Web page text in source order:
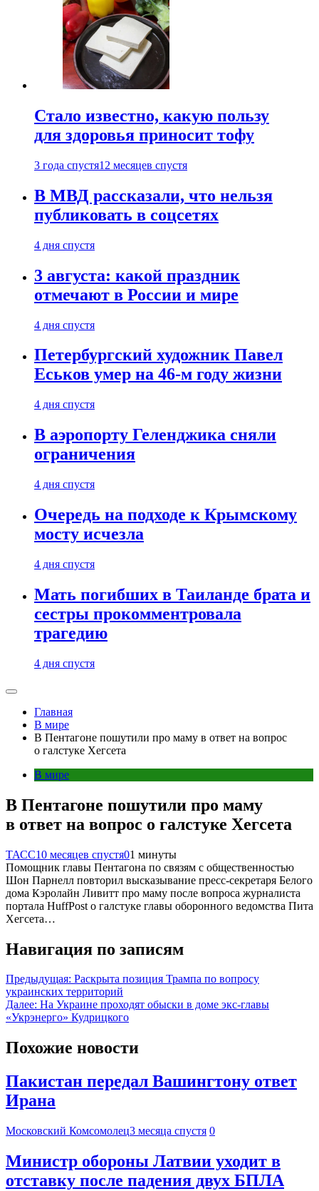
Стало известно, какую пользу
для здоровья приносит тофу
3 года спустя12 месяцев спустя
В МВД рассказали, что нельзя
публиковать в соцсетях
4 дня спустя
3 августа: какой праздник
отмечают в России и мире
4 дня спустя
Петербургский художник Павел
Еськов умер на 46-м году жизни
4 дня спустя
В аэропорту Геленджика сняли
ограничения
4 дня спустя
Очередь на подходе к Крымскому
мосту исчезла
4 дня спустя
Мать погибших в Таиланде брата и
сестры прокомментровала
трагедию
4 дня спустя
Главная
В мире
В Пентагоне пошутили про маму в ответ на вопрос
о галстуке Хегсета
В мире
В Пентагоне пошутили про маму
в ответ на вопрос о галстуке Хегсета
ТАСС10 месяцев спустя01 минуты
Помощник главы Пентагона по связям с общественностью
Шон Парнелл повторил высказывание пресс-секретаря Белого
дома Кэролайн Ливитт про маму после вопроса журналиста
портала HuffPost о галстуке главы оборонного ведомства Пита
Хегсета…
Навигация по записям
Предыдущая: Раскрыта позиция Трампа по вопросу
украинских территорий
Далее: На Украине проходят обыски в доме экс-главы
«Укрэнерго» Кудрицкого
Похожие новости
Пакистан передал Вашингтону ответ
Ирана
Московский Комсомолец3 месяца спустя 0
Министр обороны Латвии уходит в
отставку после падения двух БПЛА